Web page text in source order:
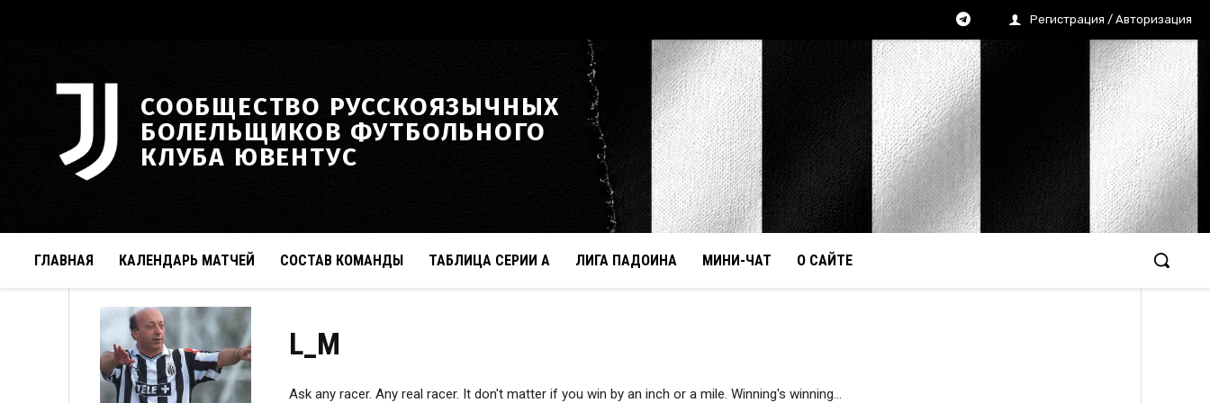
Регистрация / Авторизация
СООБЩЕСТВО РУССКОЯЗЫЧНЫХ
БОЛЕЛЬЩИКОВ ФУТБОЛЬНОГО
КЛУБА ЮВЕНТУС
ГЛАВНАЯ КАЛЕНДАРЬ МАТЧЕЙ СОСТАВ КОМАНДЫ ТАБЛИЦА СЕРИИ А ЛИГА ПАДОИНА МИНИ-ЧАТ О САЙТЕ
L_M
Ask any racer. Any real racer. It don't matter if you win by an inch or a mile. Winning's winning...